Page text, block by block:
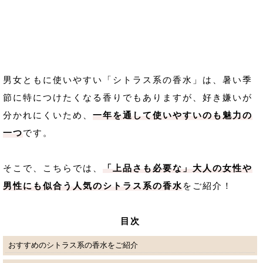
男女ともに使いやすい「シトラス系の香水」は、暑い季
節に特につけたくなる香りでもありますが、好き嫌いが
分かれにくいため、 一年を通して使いやすいのも魅力の
一つです。
そこで、こちらでは、
「上品さも必要な」大人の女性や
男性にも似合う人気のシトラス系の香水をご紹介！
目次
おすすめのシトラス系の香水をご紹介